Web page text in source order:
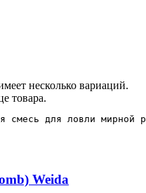
несколько вариаций.
товара.
смесь для ловли
Weida